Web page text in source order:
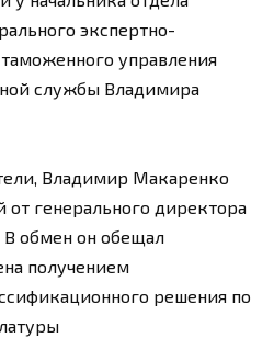
экспертно-
управления
службы Владимира
Владимир Макаренко
от генерального директора
обмен он обещал
получением
решения по